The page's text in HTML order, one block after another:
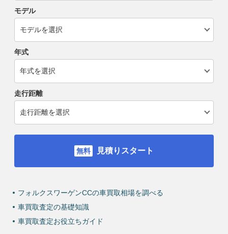
モデル
年式
走行距離
見積りスタート
フォルクスワーゲンCCの車買取相場を調べる
車買取査定の基礎知識
車買取査定お役立ちガイド